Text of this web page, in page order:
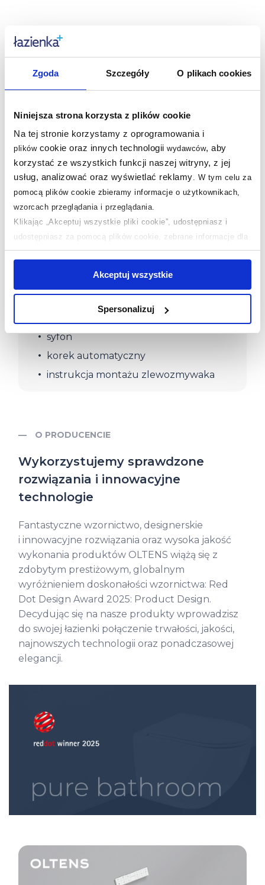
Zgoda Szczegóły O plikach cookies
Niniejsza strona korzysta z plików cookie
Na tej stronie korzystamy z oprogramowania i
plikówcookie oraz innych technologii wydawców, aby
korzystać ze wszystkich funkcji naszej witryny, z jej
usług, analizować oraz wyświetlać reklamy. W tym celu za
pomocą plików cookie zbieramy informacje o użytkownikach,
wzorcach przeglądania i przeglądania.
Klikając „Akceptuj wszystkie pliki cookie”, udostępniasz i
udostępniasz za pomocą plików cookie, zebrane informacje dla
użytkowników zewnętrznych, a także nasi partnerzy reklamowi.
jednak, że zablokowane niektóre pliki cookie mogą mieć wpływ
na sposób dostarczania treści niedostosowanych do potrzeb
Aby uzyskać więcej informacji na temat plików plików cookie,
kliknij „Ustawienia plików cookie”.Jeśli chcesz uzyskać więcej
informacji na temat plików cookie i tego, dlaczego ich przepisy,
Akceptuj wszystkie
Spersonalizuj
Poznaj wymiary zlewozmywaka
Oltens Gravan:
RYSUNEK TECHNICZNY ZLEWOZMYWAKA
Sprawdź, co zawiera opakowanie:
zlewozmywak
syfon
korek automatyczny
instrukcja montażu zlewozmywaka
O PRODUCENCIE
Wykorzystujemy sprawdzone
rozwiązania i innowacyjne
technologie
Fantastyczne wzornictwo, designerskie
i innowacyjne rozwiązania oraz wysoka jakość
wykonania produktów OLTENS wiążą się z
zdobytym prestiżowym, globalnym
wyróżnieniem doskonałości wzornictwa: Red
Dot Design Award 2025: Product Design.
Decydując się na nasze produkty wprowadzisz
do swojej łazienki połączenie trwałości, jakości,
najnowszych technologii oraz ponadczasowej
elegancji.